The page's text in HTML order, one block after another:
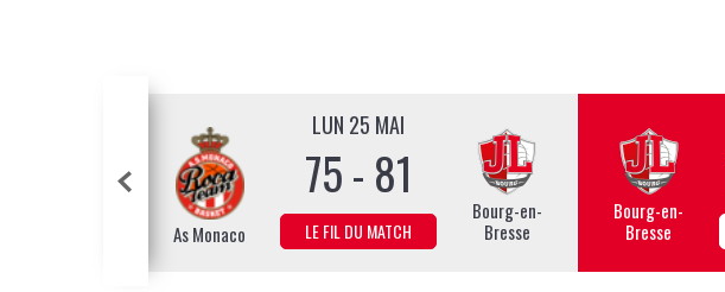
LUN 25 MAI
As Monaco
75 - 81
LE FIL DU MATCH
Bourg-en-
Bresse
Bourg-en-
Bresse